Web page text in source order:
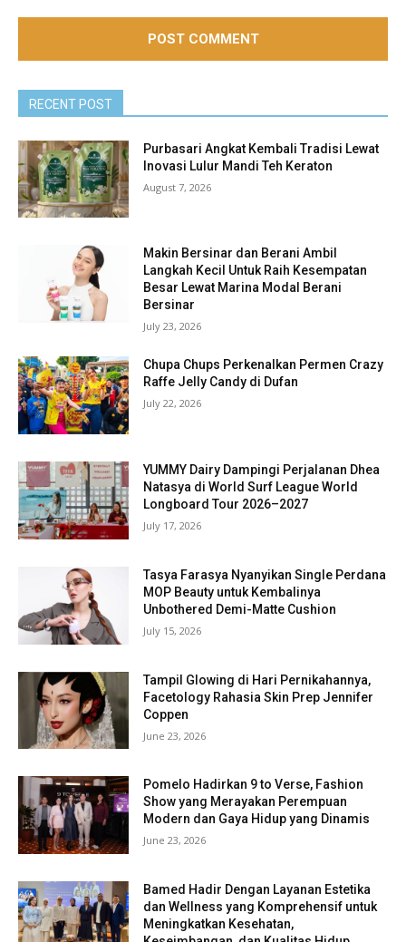
RECENT POST
Purbasari Angkat Kembali Tradisi Lewat
Inovasi Lulur Mandi Teh Keraton
August 7, 2026
Makin Bersinar dan Berani Ambil
Langkah Kecil Untuk Raih Kesempatan
Besar Lewat Marina Modal Berani
Bersinar
July 23, 2026
Chupa Chups Perkenalkan Permen Crazy
Raffe Jelly Candy di Dufan
July 22, 2026
YUMMY Dairy Dampingi Perjalanan Dhea
Natasya di World Surf League World
Longboard Tour 2026–2027
July 17, 2026
Tasya Farasya Nyanyikan Single Perdana
MOP Beauty untuk Kembalinya
Unbothered Demi-Matte Cushion
July 15, 2026
Tampil Glowing di Hari Pernikahannya,
Facetology Rahasia Skin Prep Jennifer
Coppen
June 23, 2026
Pomelo Hadirkan 9 to Verse, Fashion
Show yang Merayakan Perempuan
Modern dan Gaya Hidup yang Dinamis
June 23, 2026
Bamed Hadir Dengan Layanan Estetika
dan Wellness yang Komprehensif untuk
Meningkatkan Kesehatan,